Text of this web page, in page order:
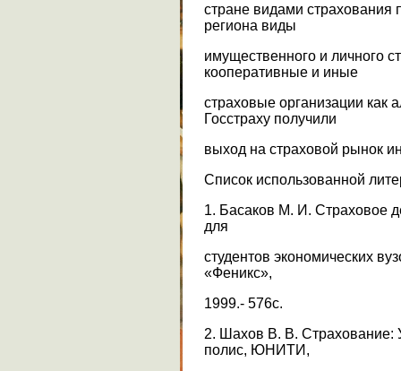
стране видами страхования
региона виды
имущественного и личного
кооперативные и иные
страховые организации как
Госстраху получили
выход на страховой рынок
Список использованной
1. Басаков М. И. Страховое
для
студентов экономических
«Феникс»,
1999.- 576с.
2. Шахов В. В. Страхование:
полис, ЮНИТИ,